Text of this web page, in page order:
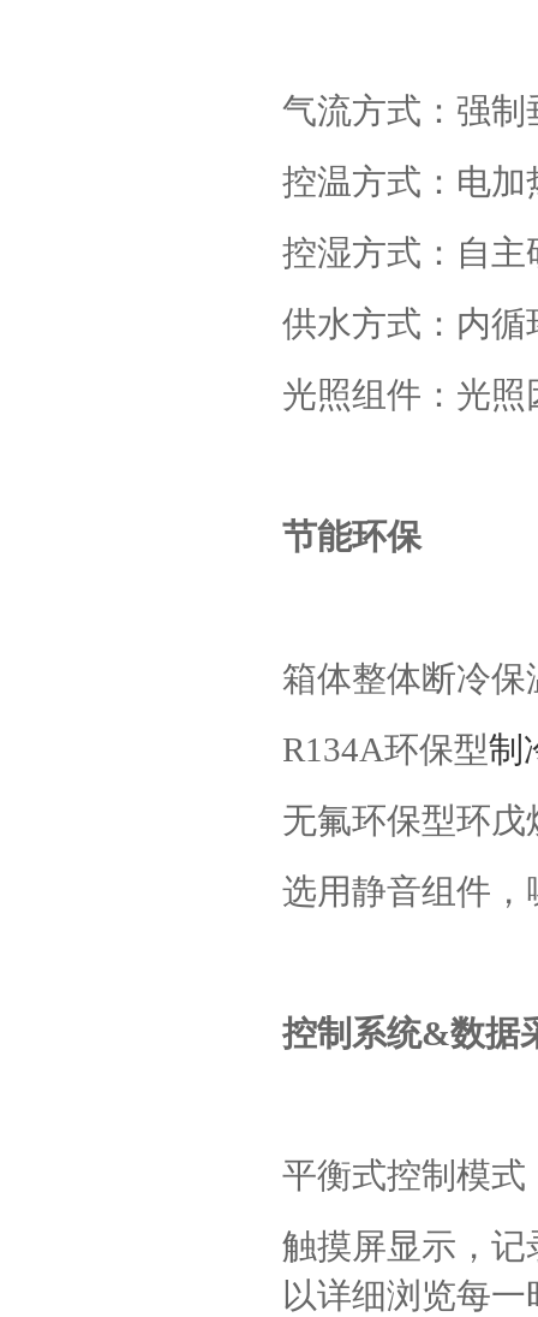
气流方式：强制
控温方式：电
控湿方式：自
供水方式：内
光照组件：光
节能环保
箱体整体断冷
R134A环保型制
无氟环保型环戊
选用静音组件
控制系统&数据
平衡式控制模
触摸屏显示，
以详细浏览每